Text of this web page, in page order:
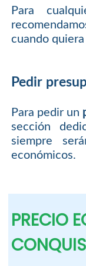
Para
cuando quiera
Pedir
Para pedir un
sección
siempre
económicos.
PRECIO